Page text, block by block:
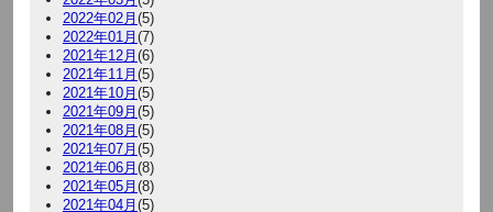
2022年02月 (5)
2022年01月 (7)
2021年12月 (6)
2021年11月 (5)
2021年10月 (5)
2021年09月 (5)
2021年08月 (5)
2021年07月 (5)
2021年06月 (8)
2021年05月 (8)
2021年04月 (5)